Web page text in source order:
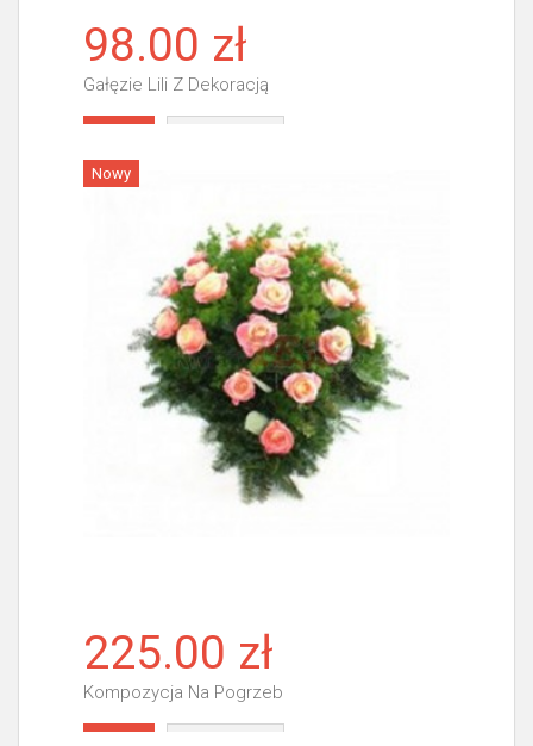
98.00 zł
Gałęzie Lili Z Dekoracją
Nowy
225.00 zł
Kompozycja Na Pogrzeb